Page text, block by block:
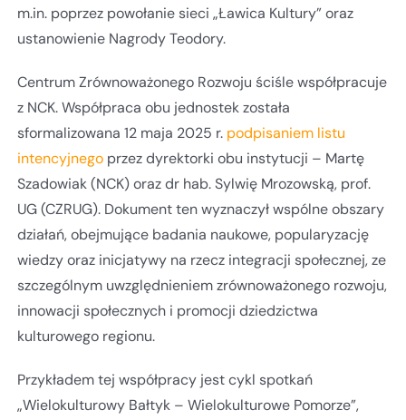
m.in. poprzez powołanie sieci „Ławica Kultury” oraz
ustanowienie Nagrody Teodory.
Centrum Zrównoważonego Rozwoju ściśle współpracuje
z NCK. Współpraca obu jednostek została
sformalizowana 12 maja 2025 r. podpisaniem listu
intencyjnego przez dyrektorki obu instytucji – Martę
Szadowiak (NCK) oraz dr hab. Sylwię Mrozowską, prof.
UG (CZRUG). Dokument ten wyznaczył wspólne obszary
działań, obejmujące badania naukowe, popularyzację
wiedzy oraz inicjatywy na rzecz integracji społecznej, ze
szczególnym uwzględnieniem zrównoważonego rozwoju,
innowacji społecznych i promocji dziedzictwa
kulturowego regionu.
Przykładem tej współpracy jest cykl spotkań
„Wielokulturowy Bałtyk – Wielokulturowe Pomorze”,